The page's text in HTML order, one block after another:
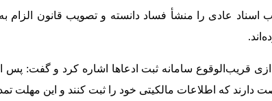
اسناد عادی را منشأ فساد دانسته و تصویب قانون الزام
قریب‌الوقوع سامانه ثبت ادعاها اشاره کرد و گفت: پس از
دارند که اطلاعات مالکیتی خود را ثبت کنند و این مهلت